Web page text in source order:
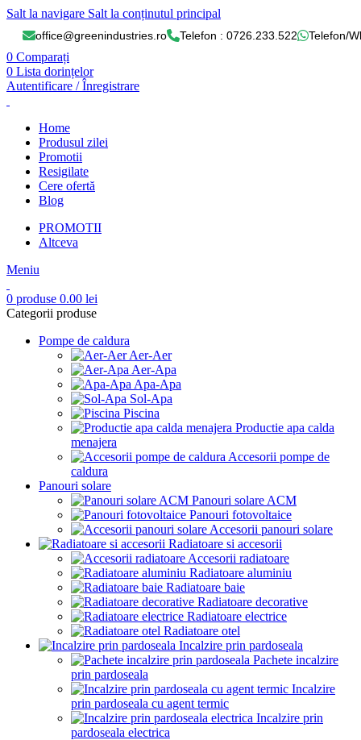
Salt la navigare Salt la conținutul principal
office@greenindustries.ro Telefon : 0726.233.522 Telefon/
0 Comparați
0 Lista dorințelor
Autentificare / Înregistrare
Home
Produsul zilei
Promotii
Resigilate
Cere ofertă
Blog
PROMOTII
Altceva
Meniu
0 produse 0.00 lei
Categorii produse
Pompe de caldura
Aer-Aer
Aer-Apa
Apa-Apa
Sol-Apa
Piscina
Productie apa calda
menajera
Accesorii pompe de
caldura
Panouri solare
Panouri solare ACM
Panouri fotovoltaice
Accesorii panouri solare
Radiatoare si accesorii
Accesorii radiatoare
Radiatoare aluminiu
Radiatoare baie
Radiatoare decorative
Radiatoare electrice
Radiatoare otel
Incalzire prin pardoseala
Pachete incalzire
prin pardoseala
Incalzire
prin pardoseala cu agent termic
Incalzire prin
pardoseala electrica